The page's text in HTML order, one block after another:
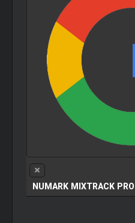
NUMARK MIXTRACK PRO